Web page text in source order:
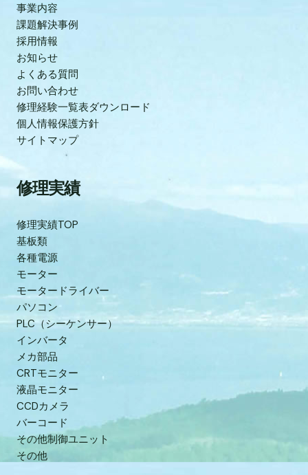
事業内容
課題解決事例
採用情報
お知らせ
よくある質問
お問い合わせ
修理経験一覧表ダウンロード
個人情報保護方針
サイトマップ
修理実績
修理実績TOP
基板類
各種電源
モーター
モータードライバー
パソコン
PLC（シーケンサー）
インバータ
メカ部品
CRTモニター
液晶モニター
CCDカメラ
バーコード
その他制御ユニット
その他